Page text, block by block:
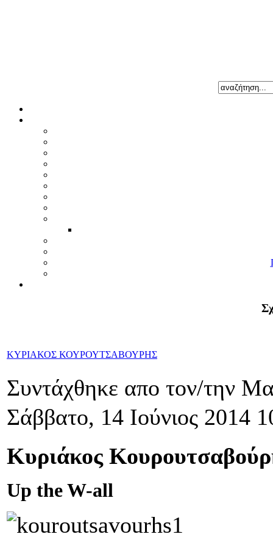
ΚΥΡΙΑΚΟΣ ΚΟΥΡΟΥΤΣΑΒΟΥΡΗΣ
Συντάχθηκε απο τον/την
Σάββατο, 14 Ιούνιος 2014
Κυριάκος
Up the W-all